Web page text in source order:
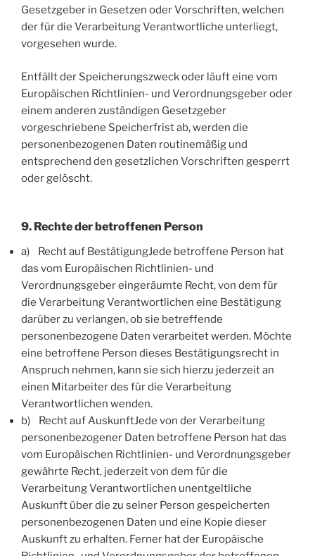
Gesetzgeber in Gesetzen oder Vorschriften, welchen
der für die Verarbeitung Verantwortliche unterliegt,
vorgesehen wurde.
Entfällt der Speicherungszweck oder läuft eine vom
Europäischen Richtlinien- und Verordnungsgeber oder
einem anderen zuständigen Gesetzgeber
vorgeschriebene Speicherfrist ab, werden die
personenbezogenen Daten routinemäßig und
entsprechend den gesetzlichen Vorschriften gesperrt
oder gelöscht.
9. Rechte der betroffenen Person
a) Recht auf BestätigungJede betroffene Person hat
das vom Europäischen Richtlinien- und
Verordnungsgeber eingeräumte Recht, von dem für
die Verarbeitung Verantwortlichen eine Bestätigung
darüber zu verlangen, ob sie betreffende
personenbezogene Daten verarbeitet werden. Möchte
eine betroffene Person dieses Bestätigungsrecht in
Anspruch nehmen, kann sie sich hierzu jederzeit an
einen Mitarbeiter des für die Verarbeitung
Verantwortlichen wenden.
b) Recht auf AuskunftJede von der Verarbeitung
personenbezogener Daten betroffene Person hat das
vom Europäischen Richtlinien- und Verordnungsgeber
gewährte Recht, jederzeit von dem für die
Verarbeitung Verantwortlichen unentgeltliche
Auskunft über die zu seiner Person gespeicherten
personenbezogenen Daten und eine Kopie dieser
Auskunft zu erhalten. Ferner hat der Europäische